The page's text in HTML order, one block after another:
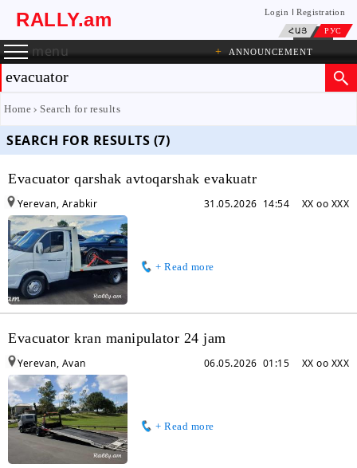
RALLY.am Login Registration
ՀԱՅ РУС
menu + ANNOUNCEMENT
Home Search for results
SEARCH FOR RESULTS (7)
Evacuator qarshak avtoqarshak evakuatr
+ Read more
XX oo XXX
31.05.2026 14:54
Yerevan, Arabkir
Evacuator kran manipulator 24 jam
+ Read more
XX oo XXX
06.05.2026 01:15
Yerevan, Avan